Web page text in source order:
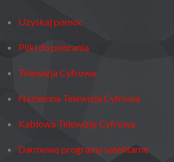
Uzyskaj pomoc
Pliki do pobrania
Telewizja Cyfrowa
Naziemna Telewizja Cyfrowa
Kablowa Telewizja Cyfrowa
Darmowe programy satelitarne